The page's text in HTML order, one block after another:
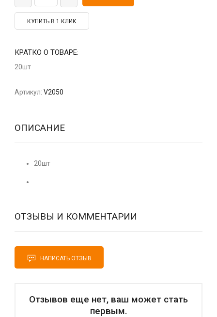
КУПИТЬ В 1 КЛИК
КРАТКО О ТОВАРЕ:
20шт
Артикул: V2050
ОПИСАНИЕ
20шт
ОТЗЫВЫ И КОММЕНТАРИИ
НАПИСАТЬ ОТЗЫВ
Отзывов еще нет, ваш может стать
первым.